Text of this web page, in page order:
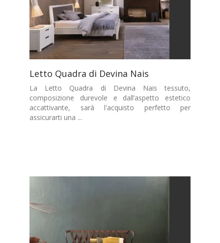
Letto Quadra di Devina Nais
La Letto Quadra di Devina Nais tessuto,
composizione durevole e dall’aspetto estetico
accattivante, sarà l'acquisto perfetto per
assicurarti una ...